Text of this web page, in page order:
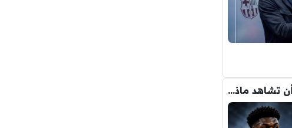
“إنها نفس القمامة”.. هل تريد أن تشاهد ماذا سيكتب الإعلام الإسباني بعد أسبوعين؟